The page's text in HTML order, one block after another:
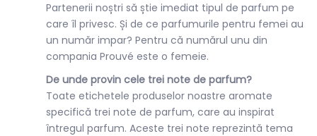
Partenerii noștri să știe imediat tipul de parfum pe
care îl privesc. Și de ce parfumurile pentru femei au
un număr impar? Pentru că numărul unu din
compania Prouvé este o femeie.
De unde provin cele trei note de parfum?
Toate etichetele produselor noastre aromate
specifică trei note de parfum, care au inspirat
întregul parfum. Aceste trei note reprezintă tema